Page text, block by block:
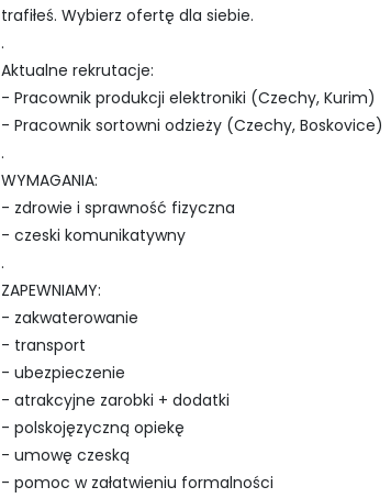
trafiłeś. Wybierz ofertę dla siebie.
.
Aktualne rekrutacje:
- Pracownik produkcji elektroniki (Czechy, Kurim)
- Pracownik sortowni odzieży (Czechy, Boskovice)
.
WYMAGANIA:
- zdrowie i sprawność fizyczna
- czeski komunikatywny
.
ZAPEWNIAMY:
- zakwaterowanie
- transport
- ubezpieczenie
- atrakcyjne zarobki + dodatki
- polskojęzyczną opiekę
- umowę czeską
- pomoc w załatwieniu formalności